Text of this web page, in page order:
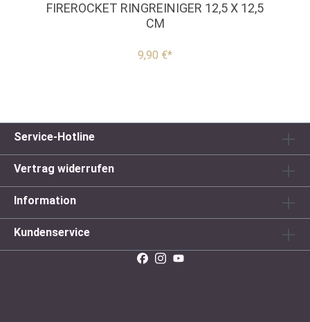
FIREROCKET RINGREINIGER 12,5 X 12,5
CM
9,90 €*
Service-Hotline
Vertrag widerrufen
Information
Kundenservice